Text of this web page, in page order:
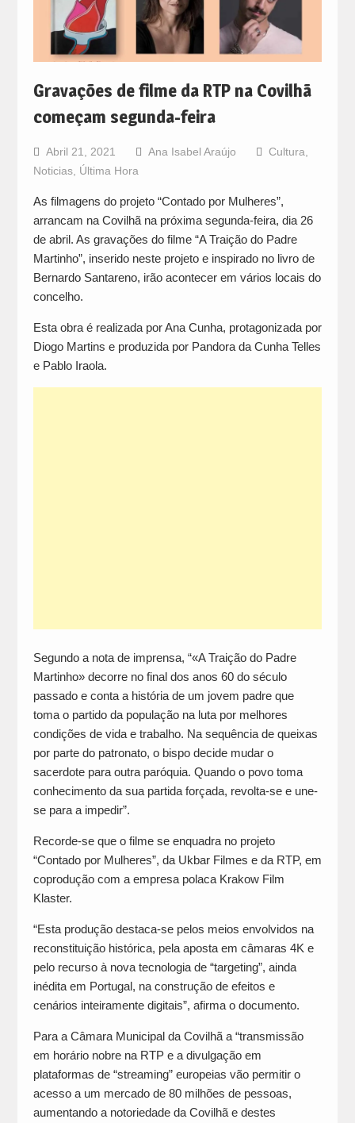
Gravações de filme da RTP na Covilhã
começam segunda-feira
Abril 21, 2021 Ana Isabel Araújo Cultura
Noticias, Última Hora
As filmagens do projeto “Contado por Mulheres”,
arrancam na Covilhã na próxima segunda-feira, dia 26
de abril. As gravações do filme “A Traição do Padre
Martinho”, inserido neste projeto e inspirado no livro de
Bernardo Santareno, irão acontecer em vários locais do
concelho.
Esta obra é realizada por Ana Cunha, protagonizada por
Diogo Martins e produzida por Pandora da Cunha Telles
e Pablo Iraola.
Segundo a nota de imprensa, “«A Traição do Padre
Martinho» decorre no final dos anos 60 do século
passado e conta a história de um jovem padre que
toma o partido da população na luta por melhores
condições de vida e trabalho. Na sequência de queixas
por parte do patronato, o bispo decide mudar o
sacerdote para outra paróquia. Quando o povo toma
conhecimento da sua partida forçada, revolta-se e une-
se para a impedir”.
Recorde-se que o filme se enquadra no projeto
“Contado por Mulheres”, da Ukbar Filmes e da RTP, em
coprodução com a empresa polaca Krakow Film
Klaster.
“Esta produção destaca-se pelos meios envolvidos na
reconstituição histórica, pela aposta em câmaras 4K e
pelo recurso à nova tecnologia de “targeting”, ainda
inédita em Portugal, na construção de efeitos e
cenários inteiramente digitais”, afirma o documento.
Para a Câmara Municipal da Covilhã a “transmissão
em horário nobre na RTP e a divulgação em
plataformas de “streaming” europeias vão permitir o
acesso a um mercado de 80 milhões de pessoas,
aumentando a notoriedade da Covilhã e destes